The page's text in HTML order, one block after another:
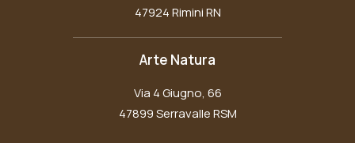
47924 Rimini RN
Arte Natura
Via 4 Giugno, 66
47899 Serravalle RSM